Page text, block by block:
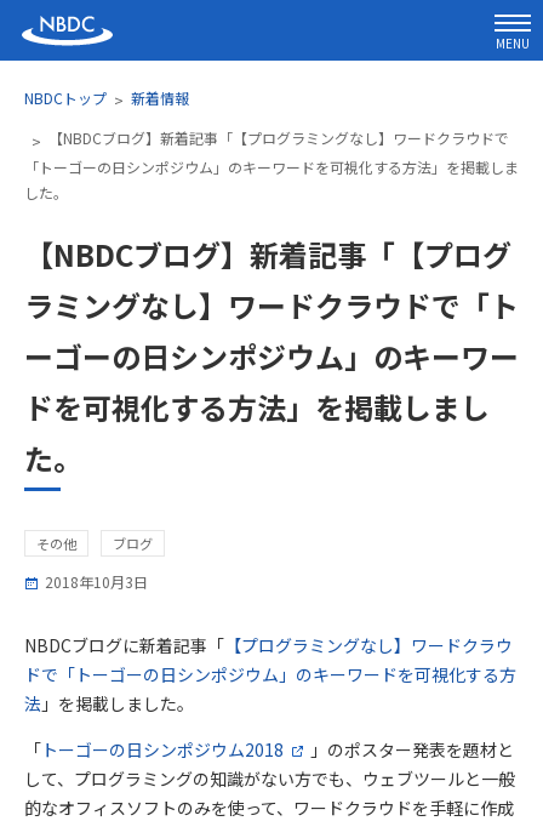
MENU
NBDCトップ
新着情報
【NBDCブログ】新着記事「【プログラミングなし】ワードクラウドで
「トーゴーの日シンポジウム」のキーワードを可視化する方法」を掲載しま
した。
【NBDCブログ】新着記事「【プログ
ラミングなし】ワードクラウドで「ト
ーゴーの日シンポジウム」のキーワー
ドを可視化する方法」を掲載しまし
た。
その他 ブログ
2018年10月3日
NBDCブログに新着記事「 【プログラミングなし】ワードクラウ
ドで「トーゴーの日シンポジウム」のキーワードを可視化する方
法 」を掲載しました。
「 トーゴーの日シンポジウム2018
」のポスター発表を題材と
して、プログラミングの知識がない方でも、ウェブツールと一般
的なオフィスソフトのみを使って、ワードクラウドを手軽に作成